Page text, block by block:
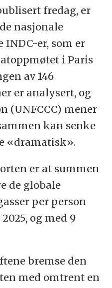
fredag, er
nasjonale
er, som er
i Paris
av 146
er analysert, og
(UNFCCC) mener
kan senke
«dramatisk».
er at summen
de globale
per person
og med 9
bremse den
med omtrent en